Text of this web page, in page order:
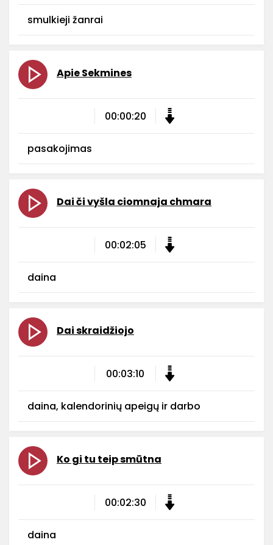
smulkieji žanrai
Apie Sekmines
00:00:20
pasakojimas
Dai či vyšla ciomnaja chmara
00:02:05
daina
Dai skraidžiojo
00:03:10
daina, kalendorinių apeigų ir darbo
Ko gi tu teip smūtna
00:02:30
daina